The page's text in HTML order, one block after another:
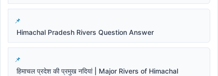
Himachal Pradesh Rivers Question Answer
हिमाचल प्रदेश की प्रमुख नदियां | Major Rivers of Himachal